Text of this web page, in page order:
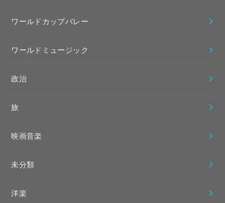
ワールドカップバレー
ワールドミュージック
政治
旅
映画音楽
未分類
洋楽